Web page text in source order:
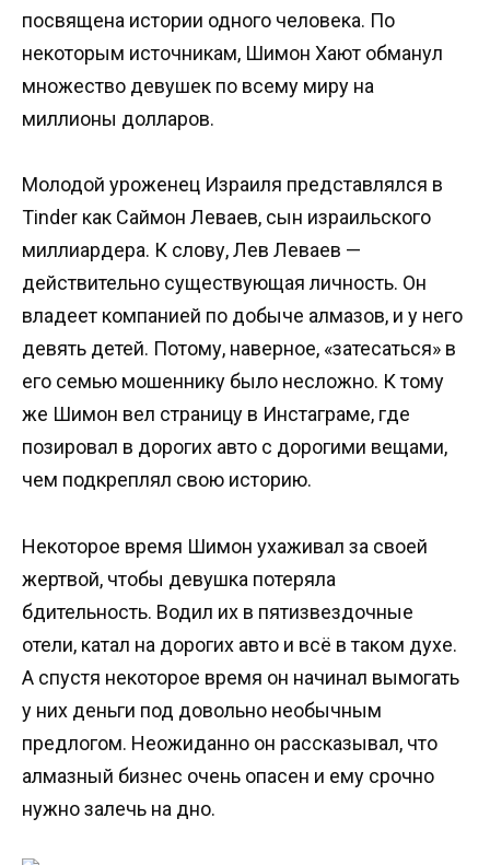
посвящена истории одного человека. По
некоторым источникам, Шимон Хают обманул
множество девушек по всему миру на
миллионы долларов.
Молодой уроженец Израиля представлялся в
Tinder как Саймон Леваев, сын израильского
миллиардера. К слову, Лев Леваев —
действительно существующая личность. Он
владеет компанией по добыче алмазов, и у него
девять детей. Потому, наверное, «затесаться» в
его семью мошеннику было несложно. К тому
же Шимон вел страницу в Инстаграме, где
позировал в дорогих авто с дорогими вещами,
чем подкреплял свою историю.
Некоторое время Шимон ухаживал за своей
жертвой, чтобы девушка потеряла
бдительность. Водил их в пятизвездочные
отели, катал на дорогих авто и всё в таком духе.
А спустя некоторое время он начинал вымогать
у них деньги под довольно необычным
предлогом. Неожиданно он рассказывал, что
алмазный бизнес очень опасен и ему срочно
нужно залечь на дно.